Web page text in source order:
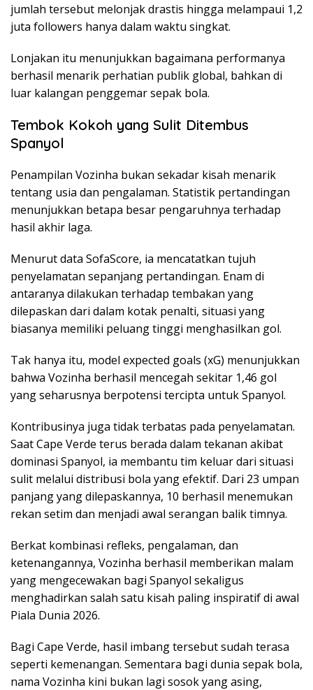
jumlah tersebut melonjak drastis hingga melampaui 1,2
juta followers hanya dalam waktu singkat.
Lonjakan itu menunjukkan bagaimana performanya
berhasil menarik perhatian publik global, bahkan di
luar kalangan penggemar sepak bola.
Tembok Kokoh yang Sulit Ditembus
Spanyol
Penampilan Vozinha bukan sekadar kisah menarik
tentang usia dan pengalaman. Statistik pertandingan
menunjukkan betapa besar pengaruhnya terhadap
hasil akhir laga.
Menurut data SofaScore, ia mencatatkan tujuh
penyelamatan sepanjang pertandingan. Enam di
antaranya dilakukan terhadap tembakan yang
dilepaskan dari dalam kotak penalti, situasi yang
biasanya memiliki peluang tinggi menghasilkan gol.
Tak hanya itu, model expected goals (xG) menunjukkan
bahwa Vozinha berhasil mencegah sekitar 1,46 gol
yang seharusnya berpotensi tercipta untuk Spanyol.
Kontribusinya juga tidak terbatas pada penyelamatan.
Saat Cape Verde terus berada dalam tekanan akibat
dominasi Spanyol, ia membantu tim keluar dari situasi
sulit melalui distribusi bola yang efektif. Dari 23 umpan
panjang yang dilepaskannya, 10 berhasil menemukan
rekan setim dan menjadi awal serangan balik timnya.
Berkat kombinasi refleks, pengalaman, dan
ketenangannya, Vozinha berhasil memberikan malam
yang mengecewakan bagi Spanyol sekaligus
menghadirkan salah satu kisah paling inspiratif di awal
Piala Dunia 2026.
Bagi Cape Verde, hasil imbang tersebut sudah terasa
seperti kemenangan. Sementara bagi dunia sepak bola,
nama Vozinha kini bukan lagi sosok yang asing,